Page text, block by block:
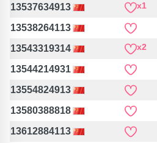
13537634913 x1
13538264113
13543319314 x2
13544214931
13554824913
13580388818
13612884113